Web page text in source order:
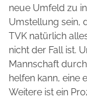
neue Umfeld zu
Umstellung sein,
TVK natürlich
nicht der Fall ist.
Mannschaft
helfen kann, eine
Weitere ist ein